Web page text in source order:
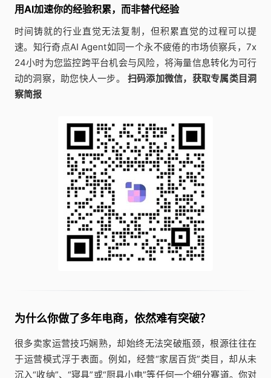
用AI加速你的经验积累，而非替代经验
时间铸就的行业直觉无法复制，但积累直觉的过程可以提
速。知行奇点AI Agent如同一个永不疲倦的市场侦察兵，7x
24小时为您监控跨平台机会与风险，将海量信息转化为可行
动的洞察，助您快人一步。 扫码添加微信，获取专属类目洞
察简报
为什么你做了多年电商，依然难有突破？
很多卖家运营技巧娴熟，却始终无法突破瓶颈，根源往往在
于运营模式浮于表面。例如，经营“家居百货”类目，却从未
沉入“收纳”、“寝具”或“厨具小电”等任何一个细分赛道。你对